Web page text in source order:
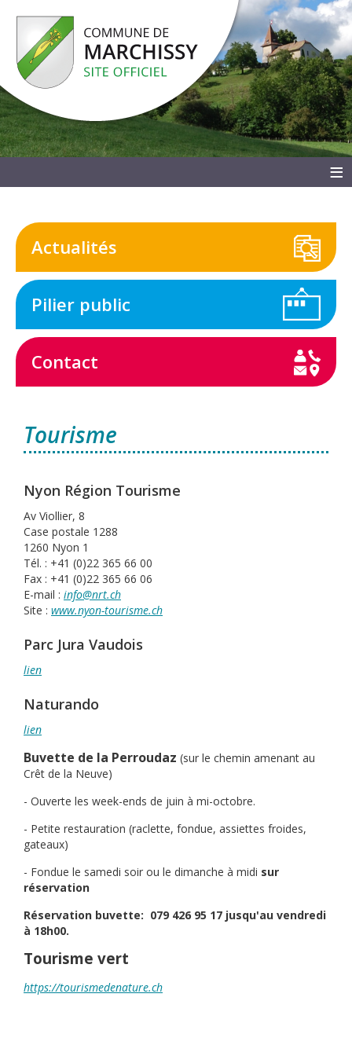
≡
Actualités
Pilier public
Contact
Tourisme
Nyon Région Tourisme
Av Viollier, 8
Case postale 1288
1260 Nyon 1
Tél. : +41 (0)22 365 66 00
Fax : +41 (0)22 365 66 06
E-mail : info@nrt.ch
Site : www.nyon-tourisme.ch
Parc Jura Vaudois
lien
Naturando
lien
Buvette de la Perroudaz (sur le chemin amenant au
Crêt de la Neuve)
- Ouverte les week-ends de juin à mi-octobre.
- Petite restauration (raclette, fondue, assiettes froides,
gateaux)
- Fondue le samedi soir ou le dimanche à midi sur
réservation
Réservation buvette: 079 426 95 17 jusqu'au vendredi
à 18h00.
Tourisme vert
https://tourismedenature.ch